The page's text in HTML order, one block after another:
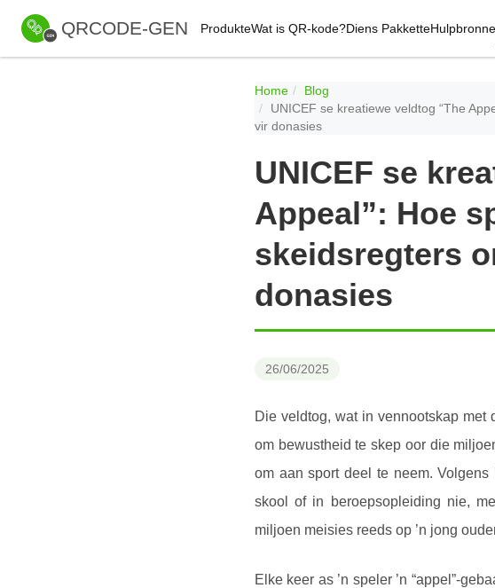
QRCODE-GEN ProdukteWat is QR-kode?Diens PakketteHulpbronne
Home
Blog
UNICEF se kreatiewe veldtog “The
vir donasies
UNICEF se
Appeal”: Hoe
skeidsregters
donasies
26/06/2025
Die veldtog, wat in vennootskap met
om bewustheid te skep oor die
om aan sport deel te neem.
skool of in beroepsopleiding nie,
miljoen meisies reeds op ’n jong
Elke keer as ’n speler ’n “appel”-